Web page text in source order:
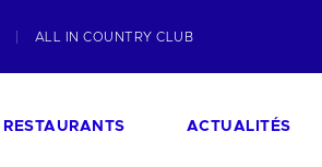
ALL IN COUNTRY CLUB
RESTAURANTS ACTUALITÉS